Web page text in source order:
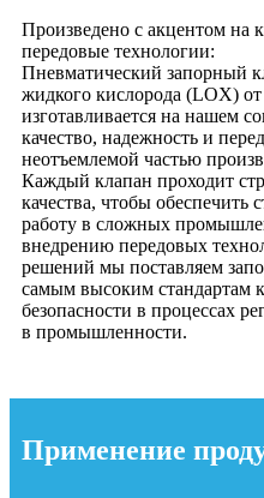
Произведено с акцентом на
передовые технологии:
Пневматический запорный
жидкого кислорода (LOX)
изготавливается на нашем
качество, надежность и
неотъемлемой частью
Каждый клапан проходит
качества, чтобы
работу в сложных
внедрению передовых
решений мы поставляем
самым высоким стандартам
безопасности в процессах
в промышленности.
Применение